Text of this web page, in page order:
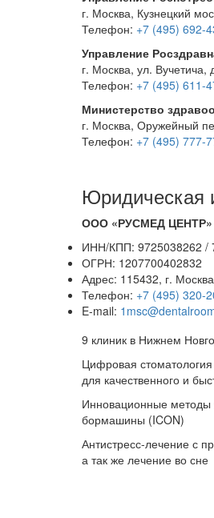
г. Москва, Кузнецкий
Телефон: +7 (495) 692-
Управление
г. Москва, ул. Вучетича,
Телефон: +7 (495) 611-
Министерство
г. Москва, Оружейный
Телефон: +7 (495) 777-
Юридическая
ООО «РУСМЕД ЦЕНТР»
ИНН/КПП: 9725038262 /
ОГРН: 1207700402832
Адрес: 115432, г.
Телефон: +7 (495) 320-
E-mail:
9 клиник в Нижнем
Цифровая
для качественного и
Инновационные методы
бормашины (ICON)
Антистресс-лечение с
а так же лечение во сне